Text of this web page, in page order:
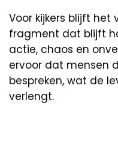
Voor kijkers blijft het
fragment dat blijft
actie, chaos en
ervoor dat mensen
bespreken, wat de
verlengt.